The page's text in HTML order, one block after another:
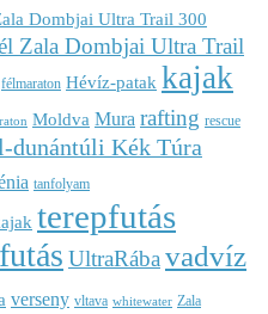
Dombjai Ultra Trail 300
Zala Dombjai Ultra Trail
félmaraton Hévíz-patak kajak
Moldva Mura rafting rescue
dunántúli Kék Túra
tanfolyam
terepfutás
UltraRába vadvíz
verseny vltava whitewater Zala